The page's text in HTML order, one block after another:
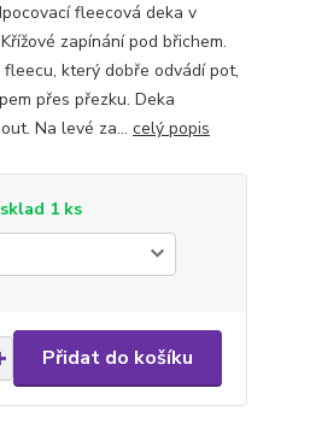
fleecová deka v
zapínání pod břichem.
který dobře odvádí pot,
přes přezku. Deka
Na levé za... celý popis
1 ks
Přidat do košíku